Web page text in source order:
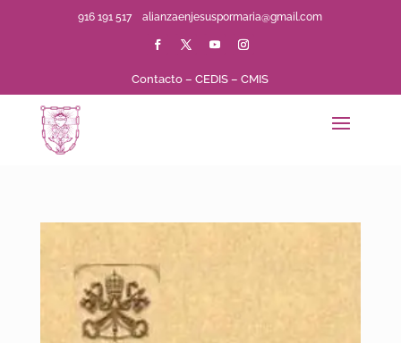
916 191 517alianzaenjesuspormaria@gmail.com
Contacto –CEDIS –CMIS